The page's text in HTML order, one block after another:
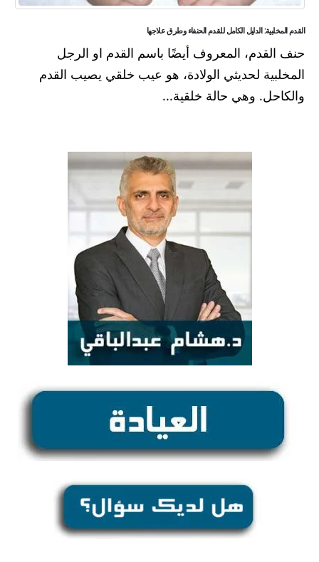
القدم المخلبية: الدليل الكامل للقدم الحنفاء وطرق علاجها
حنف القدم، المعروف أيضًا باسم القدم او الرجل
المخلبية لحديثي الولادة، هو عيب خلقي يصيب القدم
والكاحل. وهي حالة خلقية...